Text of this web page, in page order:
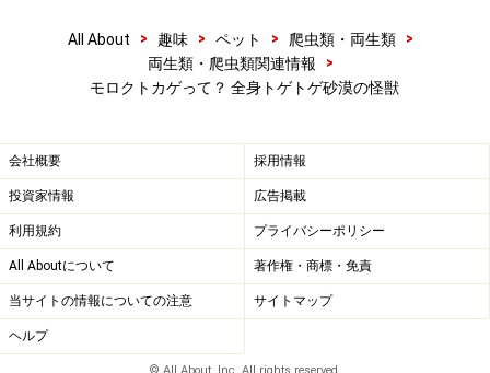
個体に出会うことはできませんでした。しかし、爬虫類
目的でない観光客などによる発見例も結構あるようです
たので、絶対にいつかリベンジして、素晴らしい野生個
体の写真をみなさんにご覧いただこうと思っています！
砂漠の怪獣モロクトカゲとはこんな生き
物！！
オーストラリアの爬虫類を代表する有名なトカゲ
All About > 趣味 > ペット > 爬虫類・両生類
>
両生類・爬虫類関連情報
>
モロクトカゲって？ 全身トゲトゲ砂漠の怪獣
会社概要 採用情報
投資家情報 広告掲載
利用規約 プライバシーポリシー
All Aboutについて 著作権・商標・免責
当サイトの情報についての注意 サイトマップ
ヘルプ